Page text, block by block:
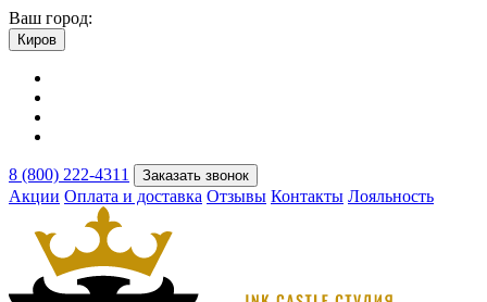
Ваш город:
Киров
8 (800) 222-4311 Заказать звонок
Акции Оплата и доставка Отзывы Контакты Лояльность